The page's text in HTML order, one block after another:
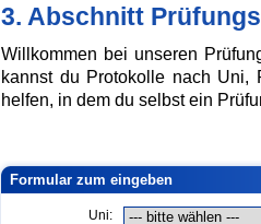
3. Abschnitt
Willkommen bei unseren
kannst du Protokolle nach Uni,
helfen, in dem du selbst ein
Formular zum eingeben
Uni: